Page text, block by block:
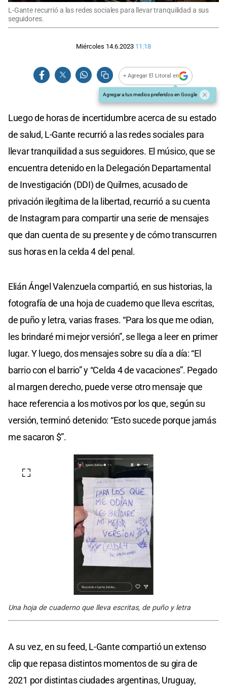
L-Gante recurrió a las redes sociales para llevar tranquilidad a sus
seguidores.
Miércoles 14.6.2023 11:18
+ Agregar El Litoral en
Agregar a tus medios preferidos en Google
Luego de horas de incertidumbre acerca de su estado
de salud, L-Gante recurrió a las redes sociales para
llevar tranquilidad a sus seguidores. El músico, que se
encuentra detenido en la Delegación Departamental
de Investigación (DDI) de Quilmes, acusado de
privación ilegítima de la libertad, recurrió a su cuenta
de Instagram para compartir una serie de mensajes
que dan cuenta de su presente y de cómo transcurren
sus horas en la celda 4 del penal.
Elián Ángel Valenzuela compartió, en sus historias, la
fotografía de una hoja de cuaderno que lleva escritas,
de puño y letra, varias frases. “Para los que me odian,
les brindaré mi mejor versión”, se llega a leer en primer
lugar. Y luego, dos mensajes sobre su día a día: “El
barrio con el barrio” y “Celda 4 de vacaciones”. Pegado
al margen derecho, puede verse otro mensaje que
hace referencia a los motivos por los que, según su
versión, terminó detenido: “Esto sucede porque jamás
me sacaron $”.
Una hoja de cuaderno que lleva escritas, de puño y letra
A su vez, en su feed, L-Gante compartió un extenso
clip que repasa distintos momentos de su gira de
2021 por distintas ciudades argentinas, Uruguay,